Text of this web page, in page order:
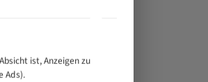
ist, Anzeigen zu
Ads).